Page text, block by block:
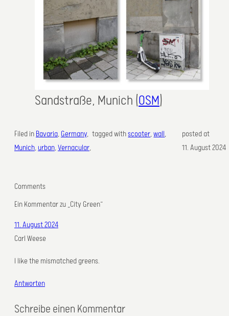
Sandstraße, Munich (OSM)
Filed in Bavaria, Germany
Munich, urban, Vernacular,
tagged withscooter, wall,
posted at
11. August 2024
Comments
Ein Kommentar zu „City Green“
11. August 2024
Carl Weese
I like the mismatched greens.
Antworten
Schreibe einen Kommentar